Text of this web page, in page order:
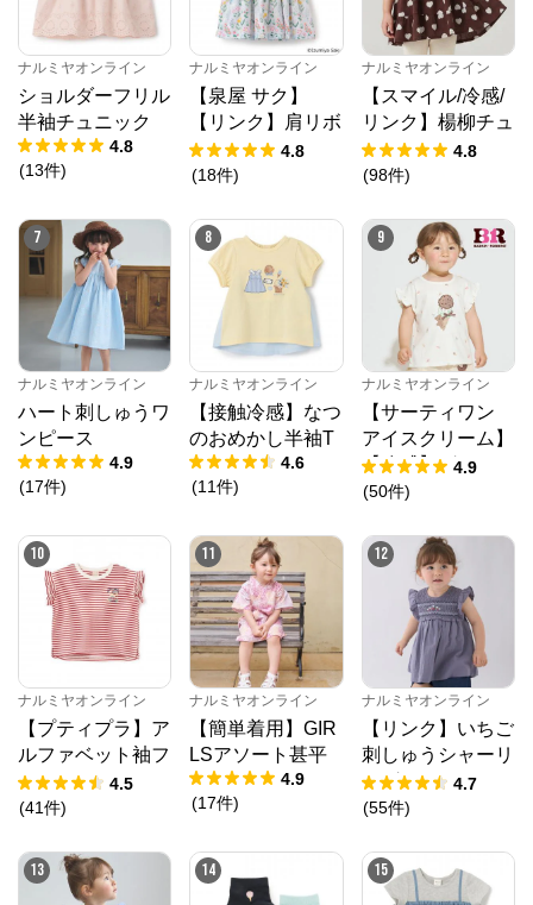
ナルミヤオンライン
ショルダーフリル
半袖チュニック
4.8
(13件)
ナルミヤオンライン
【泉屋 サク】
【リンク】肩リボ
ンフラワーキャッ
トワンピース
4.8
(18件)
ナルミヤオンライン
【スマイル/冷感/
リンク】楊柳チュ
ニック
4.8
(98件)
7
ナルミヤオンライン
ハート刺しゅうワ
ンピース
4.9
(17件)
8
ナルミヤオンライン
【接触冷感】なつ
のおめかし半袖T
4.6
(11件)
9
ナルミヤオンライン
【サーティワン
アイスクリーム】
【冷感】グラフィ
ック半袖Tシャツ
4.9
(50件)
10
ナルミヤオンライン
【プティプラ】ア
ルファベット袖フ
リルTシャツ
4.5
(41件)
11
ナルミヤオンライン
【簡単着用】GIR
LSアソート甚平
4.9
(17件)
12
ナルミヤオンライン
【リンク】いちご
刺しゅうシャーリ
ングチュニック
4.7
(55件)
13 14 15
公式ECサイト
※外部サイトが開きます
ナルミヤオンラインからのコメント
ナルミヤオンライン公式通販ショップ。人気子供服メ
ゾピアノ、プティマイン、ラブトキシック、アナスイ
ミニ等、全ブランド、全商品をご覧いただけます。